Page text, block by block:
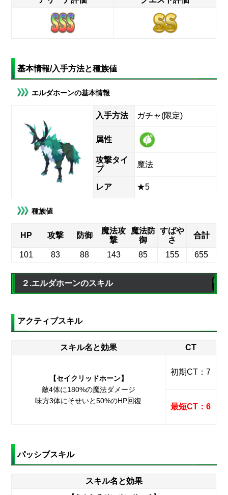
基本情報/入手方法と種族値
エルダホーンの基本情報
入手方法 ガチャ(限定)
属性
攻撃タイ
プ
魔法
レア ★5
種族値
HP 攻撃 防御
魔法攻
撃
魔法防
御
すばや
さ
合計
101 83 88 143 85 155 655
２.エルダホーンのスキル
アクティブスキル
スキル名と効果 CT
【セイクリッドホーン】
敵4体に180%の魔法ダメージ
味方3体にそせいと50%のHP回復
初期CT：7
最短CT：6
パッシブスキル
スキル名と効果